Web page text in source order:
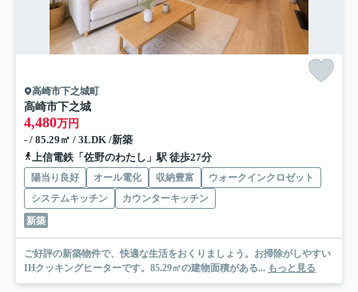
高崎市下之城町
高崎市下之城
4,480万円
- / 85.29㎡ / 3LDK /新築
上信電鉄「佐野のわたし」駅 徒歩27分
陽当り良好 オール電化 収納豊富
ウォークインクロゼット
システムキッチン
カウンターキッチン
新築
ご好評の新築物件で、快適な生活をおくりましょう。お掃除がしやすい
IHクッキングヒーターです。85.29㎡の建物面積がある... もっと見る